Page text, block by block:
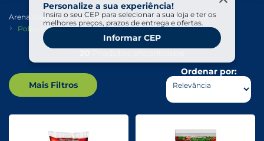
Personalize a sua experiência!
Insira o seu CEP para selecionar a sua loja e ter os
melhores preços, prazos de entrega e ofertas.
Informar CEP
Arena Atacado Congelados
Sorvete , Açai E Polpa
Polpa E Fruta
Mais Filtros
Ordenar por: